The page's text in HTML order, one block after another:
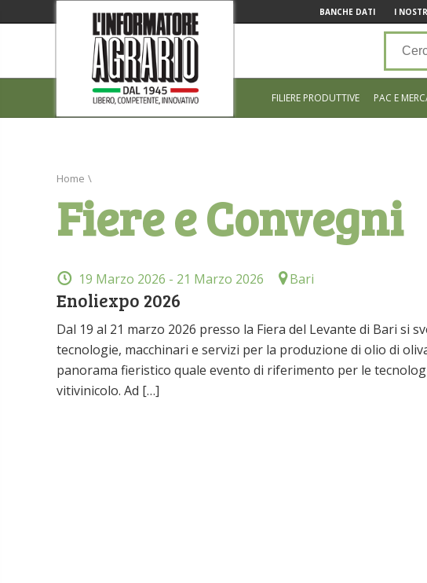
BANCHE DATI I
FILIERE PRODUTTIVE PAC E
Home \
Fiere e Convegni
19 Marzo 2026 - 21 Marzo 2026 Bari
Enoliexpo 2026
Dal 19 al 21 marzo 2026 presso la Fiera del Levante di Bari si
tecnologie, macchinari e servizi per la produzione di olio di
panorama fieristico quale evento di riferimento per le
vitivinicolo. Ad […]